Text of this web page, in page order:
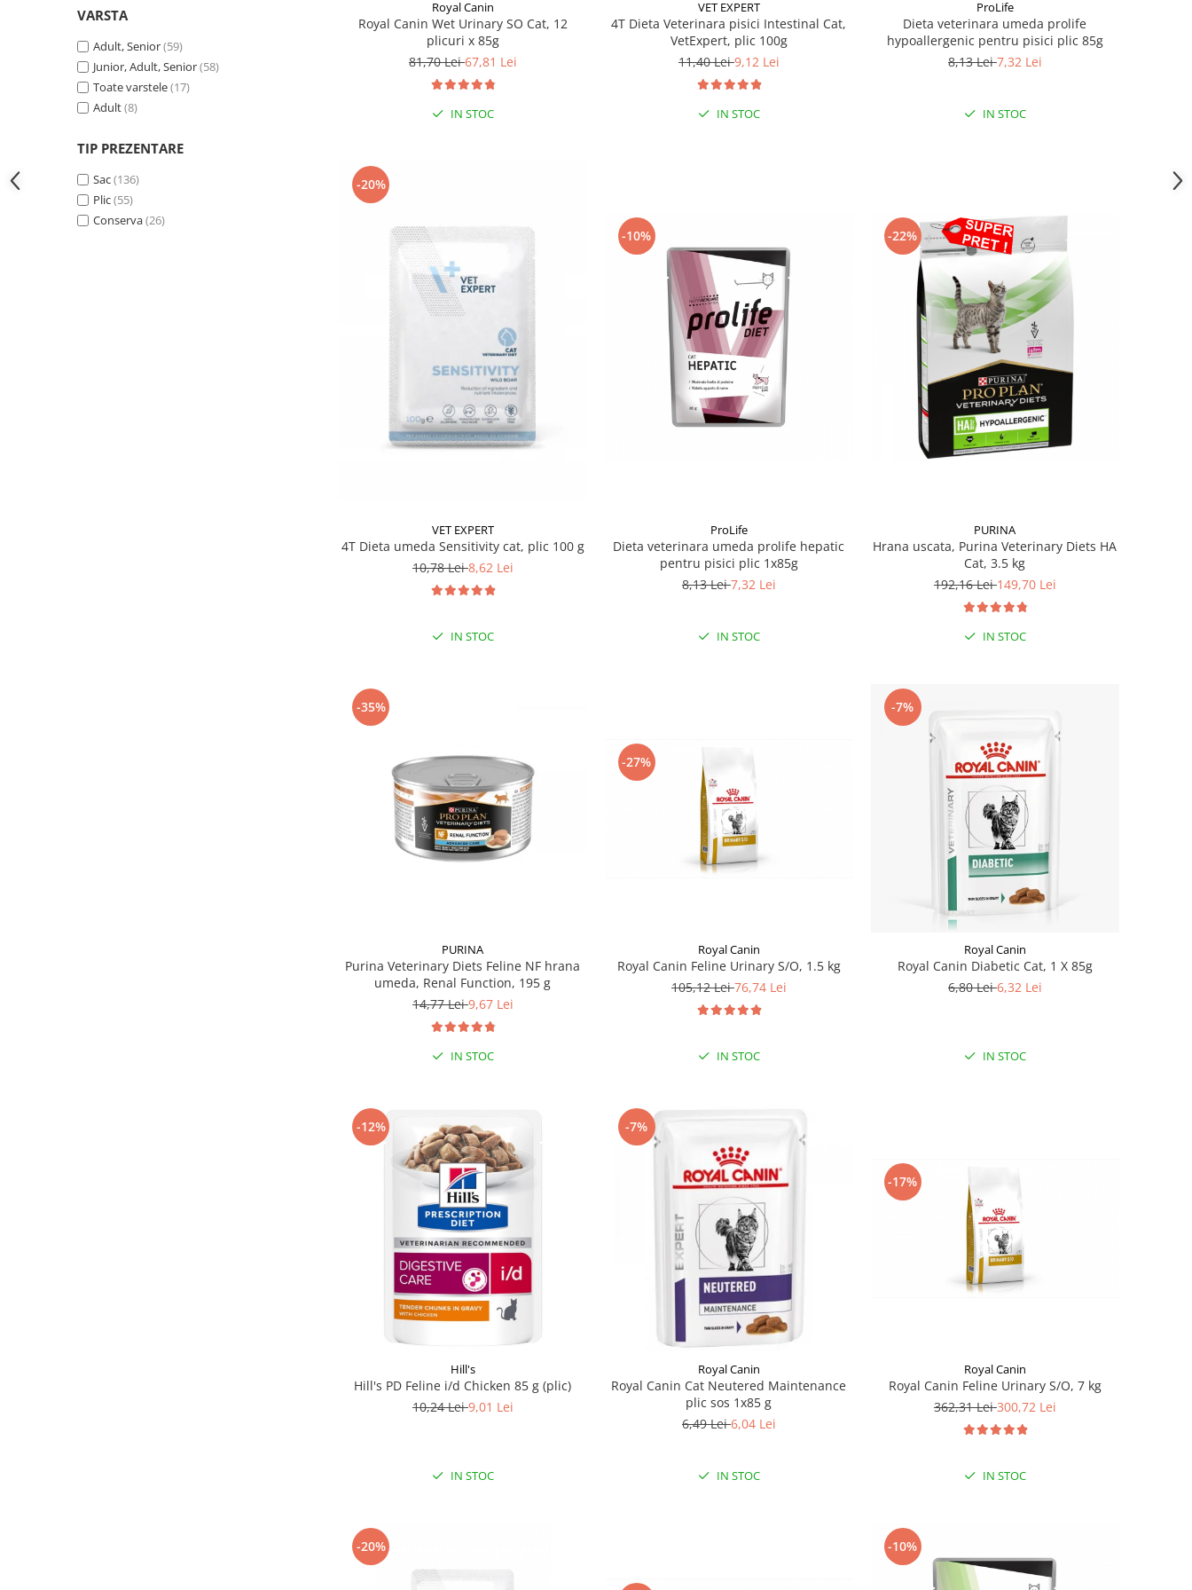
VARSTA
Adult, Senior(59)
Junior, Adult, Senior(58)
Toate varstele(17)
Adult(8)
TIP PREZENTARE
Sac(136)
Plic(55)
Conserva(26)
Royal Canin
Royal Canin Wet Urinary SO Cat, 12
plicuri x 85g
81,70 Lei67,81 Lei
IN STOC
VET EXPERT
4T Dieta Veterinara pisici Intestinal Cat,
VetExpert, plic 100g
11,40 Lei9,12 Lei
IN STOC
ProLife
Dieta veterinara umeda prolife
hypoallergenic pentru pisici plic 85g
8,13 Lei7,32 Lei
IN STOC
-20%
VET EXPERT
4T Dieta umeda Sensitivity cat, plic 100 g
10,78 Lei8,62 Lei
IN STOC
-10%
ProLife
Dieta veterinara umeda prolife hepatic
pentru pisici plic 1x85g
8,13 Lei7,32 Lei
IN STOC
-22%
PURINA
Hrana uscata, Purina Veterinary Diets HA
Cat, 3.5 kg
192,16 Lei149,70 Lei
IN STOC
-35%
PURINA
Purina Veterinary Diets Feline NF hrana
umeda, Renal Function, 195 g
14,77 Lei9,67 Lei
IN STOC
-27%
Royal Canin
Royal Canin Feline Urinary S/O, 1.5 kg
105,12 Lei76,74 Lei
IN STOC
-7%
Royal Canin
Royal Canin Diabetic Cat, 1 X 85g
6,80 Lei6,32 Lei
IN STOC
-12%
Hill's
Hill's PD Feline i/d Chicken 85 g (plic)
10,24 Lei9,01 Lei
IN STOC
-7%
Royal Canin
Royal Canin Cat Neutered Maintenance
plic sos 1x85 g
6,49 Lei6,04 Lei
IN STOC
-17%
Royal Canin
Royal Canin Feline Urinary S/O, 7 kg
362,31 Lei300,72 Lei
IN STOC
-20% -10%